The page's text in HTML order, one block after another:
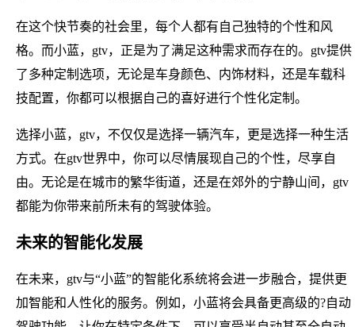
在这个快节奏的社会里，每个人都有自己独特的个性和风
格。而小蓝，gtv，正是为了满足这种需求而存在的。gtv提供
了多种定制选项，无论是车身颜色、内饰材料，还是车载科
技配置，你都可以根据自己的喜好进行个性化定制。
选择小蓝，gtv，不仅仅是选择一辆汽车，更是选择一种生活
方式。在gtv世界中，你可以尽情展现自己的个性，尽享自
由。无论是在城市的繁华街道，还是在郊外的宁静山间，gtv
都能为你带来前所未有的驾驶体验。
未来的智能化发展
在未来，gtv与“小蓝”的智能化系统将会进一步融合，提供更
加智能和人性化的服务。例如，小蓝将会具备更高级的?自动